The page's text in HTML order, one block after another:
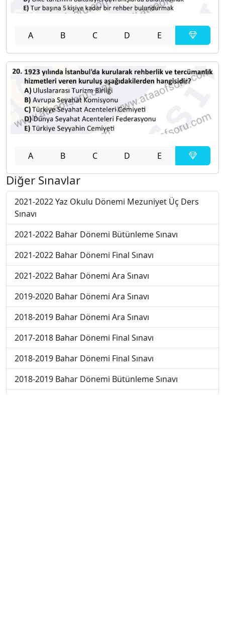
A B C D E
A B C D E
Diğer Sınavlar
2021-2022 Yaz Okulu Dönemi Mezuniyet Üç Ders
Sınavı
2021-2022 Bahar Dönemi Bütünleme Sınavı
2021-2022 Bahar Dönemi Final Sınavı
2021-2022 Bahar Dönemi Ara Sınavı
2019-2020 Bahar Dönemi Ara Sınavı
2018-2019 Bahar Dönemi Ara Sınavı
2017-2018 Bahar Dönemi Final Sınavı
2018-2019 Bahar Dönemi Final Sınavı
2018-2019 Bahar Dönemi Bütünleme Sınavı